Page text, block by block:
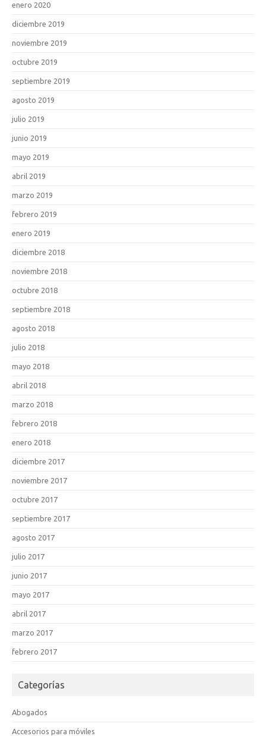
enero 2020
diciembre 2019
noviembre 2019
octubre 2019
septiembre 2019
agosto 2019
julio 2019
junio 2019
mayo 2019
abril 2019
marzo 2019
febrero 2019
enero 2019
diciembre 2018
noviembre 2018
octubre 2018
septiembre 2018
agosto 2018
julio 2018
mayo 2018
abril 2018
marzo 2018
febrero 2018
enero 2018
diciembre 2017
noviembre 2017
octubre 2017
septiembre 2017
agosto 2017
julio 2017
junio 2017
mayo 2017
abril 2017
marzo 2017
febrero 2017
Categorías
Abogados
Accesorios para móviles